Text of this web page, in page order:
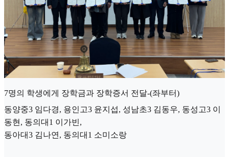
7명의 학생에게 장학금과 장학증서 전달-(좌부터)
동양중3 임다경, 용인고3 윤지섭, 성남초3 김동우, 동성고3 이
동현, 동의대1 이가빈,
동아대3 김나연, 동의대1 소미소랑